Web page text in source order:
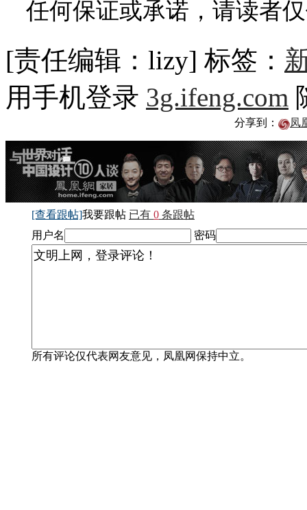
任何保证或承诺，请读者
[责任编辑：lizy] 标签：
用手机登录 3g.ifeng.com
分享到： 凤
[查看跟帖]我要跟帖 已有 0 条跟帖
用户名
密码
所有评论仅代表网友意见，凤凰网保持中立。